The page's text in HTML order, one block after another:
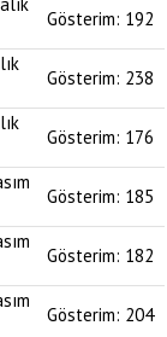
Gösterim: 192
Gösterim: 238
Gösterim: 176
Gösterim: 185
Gösterim: 182
Gösterim: 204